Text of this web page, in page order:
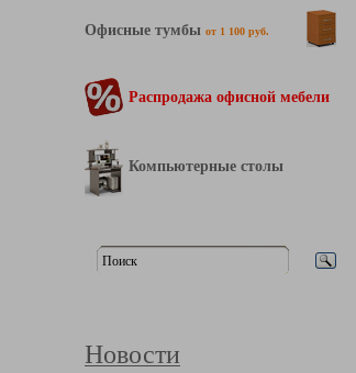
Офисные тумбы от 1 100 руб.
Распродажа офисной мебели
Компьютерные столы
Новости